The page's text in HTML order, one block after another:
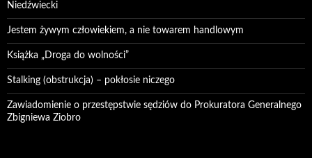
Niedźwiecki
Jestem żywym człowiekiem, a nie towarem handlowym
Książka „Droga do wolności”
Stalking (obstrukcja) – pokłosie niczego
Zawiadomienie o przestępstwie sędziów do Prokuratora Generalnego
Zbigniewa Ziobro